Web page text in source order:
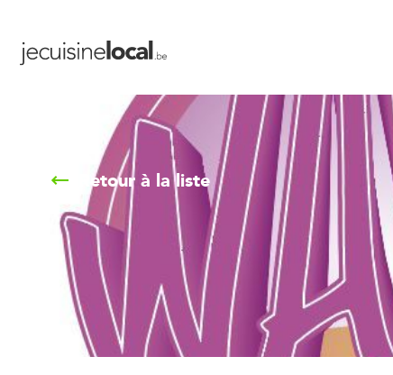
Retour à la liste